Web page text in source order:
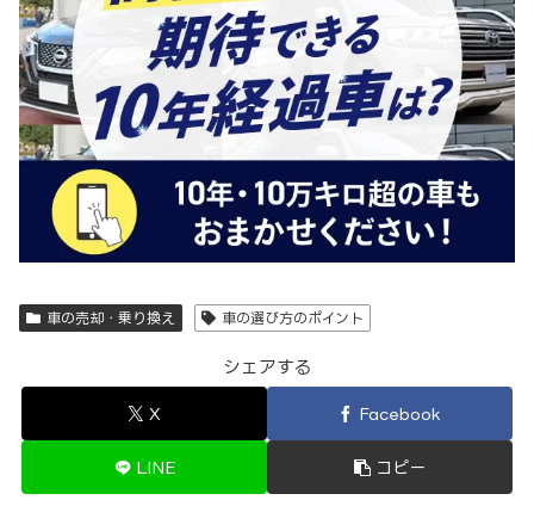
車の売却・乗り換え 車の選び方のポイント
シェアする
X Facebook
LINE コピー